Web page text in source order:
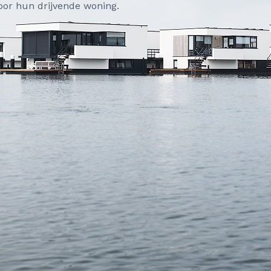
hun drijvende woning.